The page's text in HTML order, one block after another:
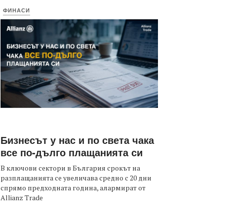
ФИНАСИ
Бизнесът у нас и по света чака
все по-дълго плащанията си
В ключови сектори в България срокът на
разплащанията се увеличава средно с 20 дни
спрямо предходната година, алармират от
Allianz Trade